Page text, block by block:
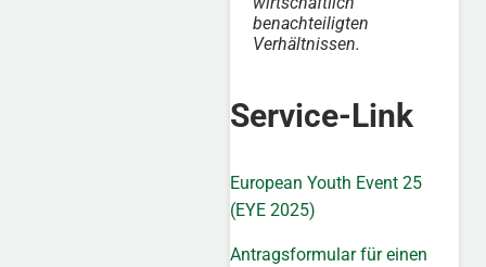
benachteiligten
Verhältnissen.
Service-Link
European Youth Event 25
(EYE 2025)
Antragsformular für einen